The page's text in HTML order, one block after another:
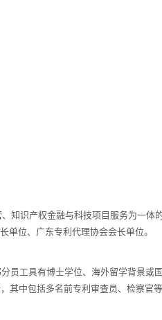
知识产权金融与科技项目服务为一体
位、广东专利代理协会会长单位。
工具有博士学位、海外留学背景或
其中包括多名前专利审查员、检察官等